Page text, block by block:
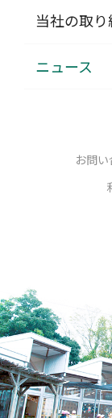
当社の取り
ニュース
お問